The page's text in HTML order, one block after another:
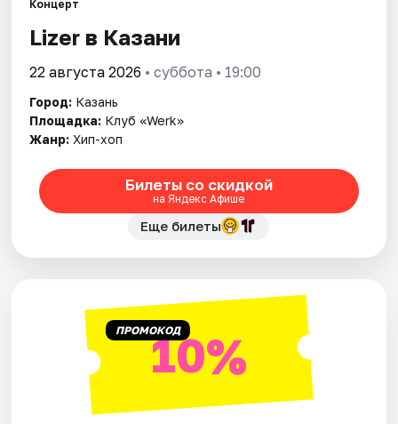
Площадки
Артисты
Рейтинги
Концерт
Lizer в Казани
22 августа 2026 • суббота • 19:00
Город: Казань
Площадка: Клуб «Werk»
Жанр: Хип-хоп
Билеты со скидкой
на Яндекс Афише
Еще билеты
ПРОМОКОД10%